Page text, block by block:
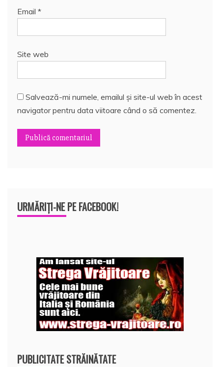
Email *
Site web
Salvează-mi numele, emailul și site-ul web în acest
navigator pentru data viitoare când o să comentez.
URMĂRIȚI-NE PE FACEBOOK!
PUBLICITATE STRĂINĂTATE